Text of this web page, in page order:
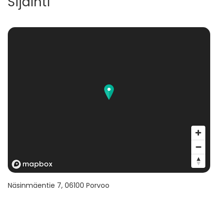
kokonaiskapasiteetti kesäaikaan on jopa 280
Näsinmäentie 7, 06100 Porvoo